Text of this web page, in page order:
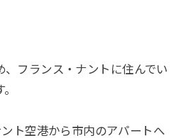
フランス・ナントに住んでい
ト空港から市内のアパートへ